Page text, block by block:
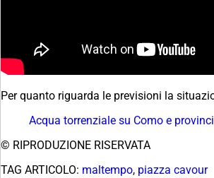
Per quanto riguarda le previsioni la
Acqua torrenziale su Como e
© RIPRODUZIONE RISERVATA
TAG ARTICOLO: maltempo, piazza cavour